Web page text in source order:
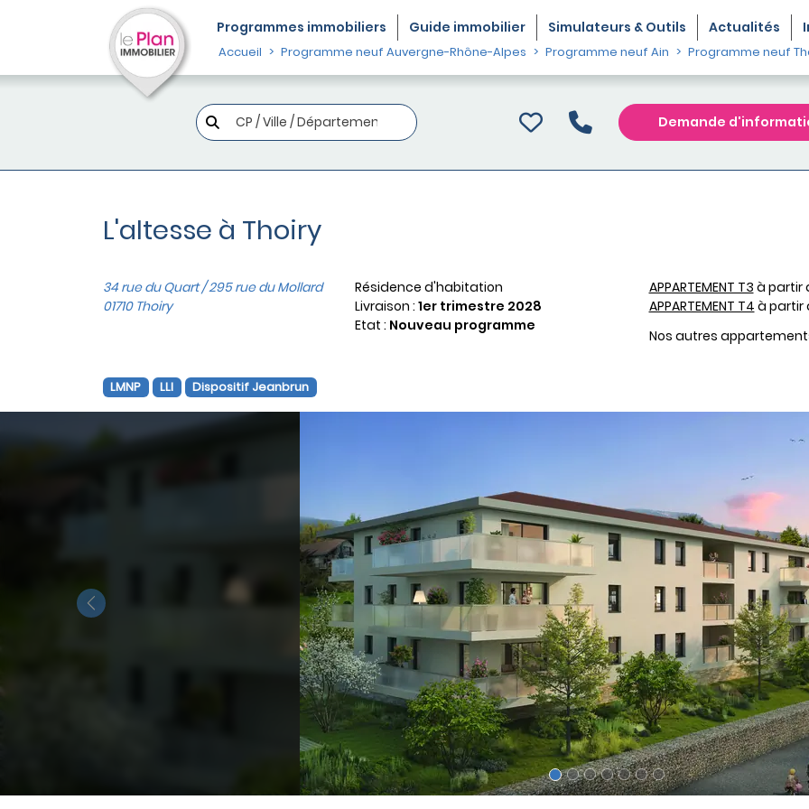
Programmes immobiliers Guide immobilier Simulateurs & Outils Actualités
Accueil Programme neuf Auvergne-Rhône-Alpes Programme neuf Ain Programme neuf
Demande
L'altesse à Thoiry
34 rue du Quart / 295 rue du Mollard
01710 Thoiry
Résidence d'habitation
Livraison : 1er trimestre 2028
Etat : Nouveau programme
APPARTEMENT T3 à partir
APPARTEMENT T4 à partir
Nos autres
LMNP LLI Dispositif Jeanbrun
Previous